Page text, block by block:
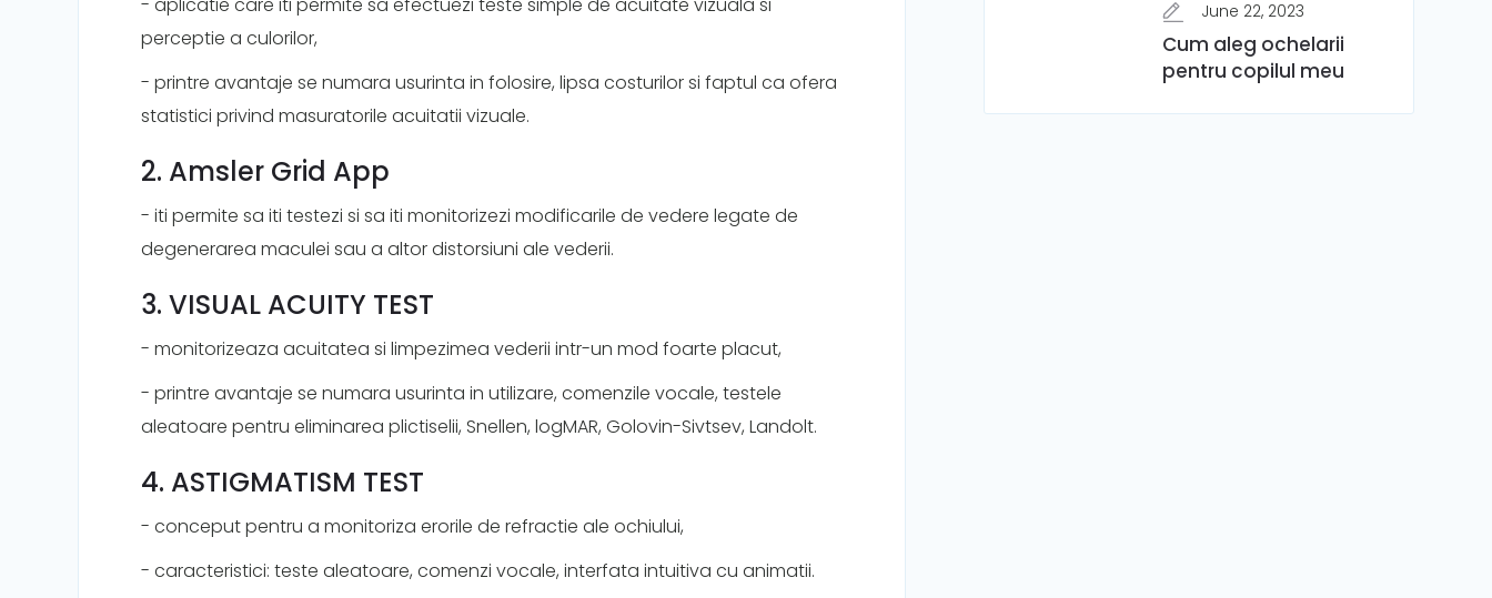
- aplicatie care iti permite sa efectuezi teste simple de acuitate vizuala si
perceptie a culorilor,
- printre avantaje se numara usurinta in folosire, lipsa costurilor si faptul ca ofera
statistici privind masuratorile acuitatii vizuale.
2. Amsler Grid App
- iti permite sa iti testezi si sa iti monitorizezi modificarile de vedere legate de
degenerarea maculei sau a altor distorsiuni ale vederii.
3. VISUAL ACUITY TEST
- monitorizeaza acuitatea si limpezimea vederii intr-un mod foarte placut,
- printre avantaje se numara usurinta in utilizare, comenzile vocale, testele
aleatoare pentru eliminarea plictiselii, Snellen, logMAR, Golovin-Sivtsev, Landolt.
4. ASTIGMATISM TEST
- conceput pentru a monitoriza erorile de refractie ale ochiului,
- caracteristici: teste aleatoare, comenzi vocale, interfata intuitiva cu animatii.
June 22, 2023
Cum aleg ochelarii
pentru copilul meu